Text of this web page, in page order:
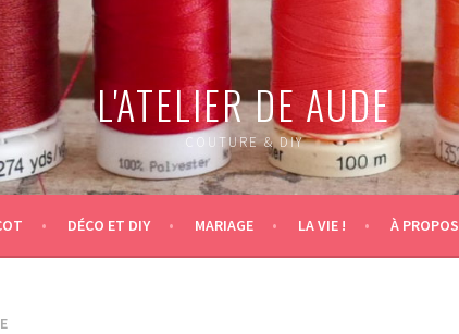
L'ATELIER DE AUDE
COUTURE & DIY
DÉCO ET DIY MARIAGE LA VIE ! À PROPOS